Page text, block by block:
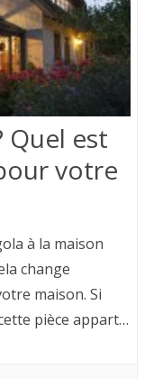
Quel est
votre
à la maison
change
maison. Si
pièce appart…